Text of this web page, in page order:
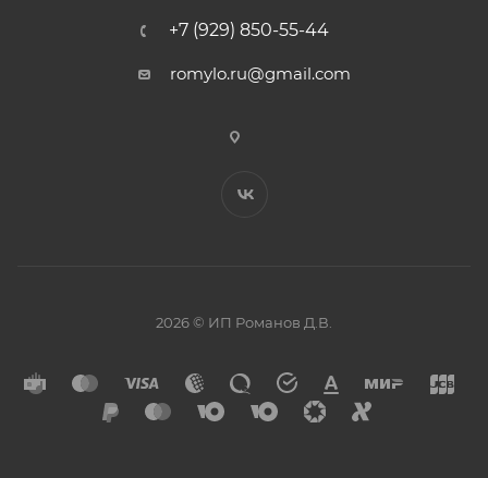
+7 (929) 850-55-44
romylo.ru@gmail.com
2026 © ИП Романов Д.В.